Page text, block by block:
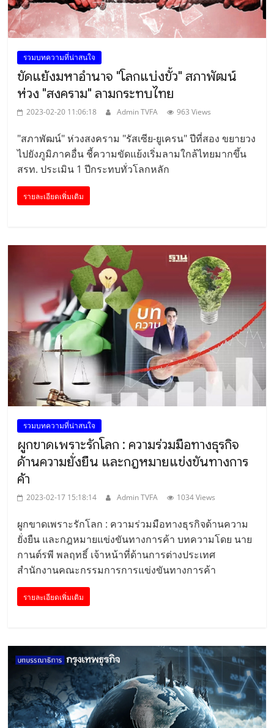
รวมบทความที่น่าสนใจ
ขัดแย้งมหาอำนาจ "โลกแบ่งขั้ว" สภาพัฒน์
ห่วง "สงคราม" ลามกระทบไทย
2023-02-20 11:06:18 Admin TVFA 963 Views
"สภาพัฒน์" ห่วงสงคราม "รัสเซีย-ยูเครน" ปีที่สอง ขยายวง
ไปยังภูมิภาคอื่น ชี้ความขัดแย้งเริ่มลามใกล้ไทยมากขึ้น
สรท. ประเมิน 1 ปีกระทบทั่วโลกหลัก
รายละเอียดเพิ่มเติม
รวมบทความที่น่าสนใจ
ผูกขาดเพราะรักโลก : ความร่วมมือทางธุรกิจ
ด้านความยั่งยืน และกฎหมายแข่งขันทางการ
ค้า
2023-02-17 15:18:14 Admin TVFA 1034 Views
ผูกขาดเพราะรักโลก : ความร่วมมือทางธุรกิจด้านความ
ยั่งยืน และกฎหมายแข่งขันทางการค้า บทความโดย นาย
กานต์รพี พลฤทธิ์ เจ้าหน้าที่ด้านการต่างประเทศ
สำนักงานคณะกรรมการการแข่งขันทางการค้า
รายละเอียดเพิ่มเติม